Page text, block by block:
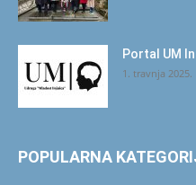
Portal UM
1. travnja 2025.
POPULARNA